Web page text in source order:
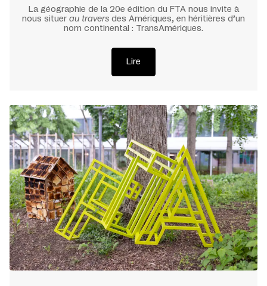
La géographie de la 20e édition du FTA nous invite à
nous situer au travers des Amériques, en héritières d’un
nom continental : TransAmériques.
Lire